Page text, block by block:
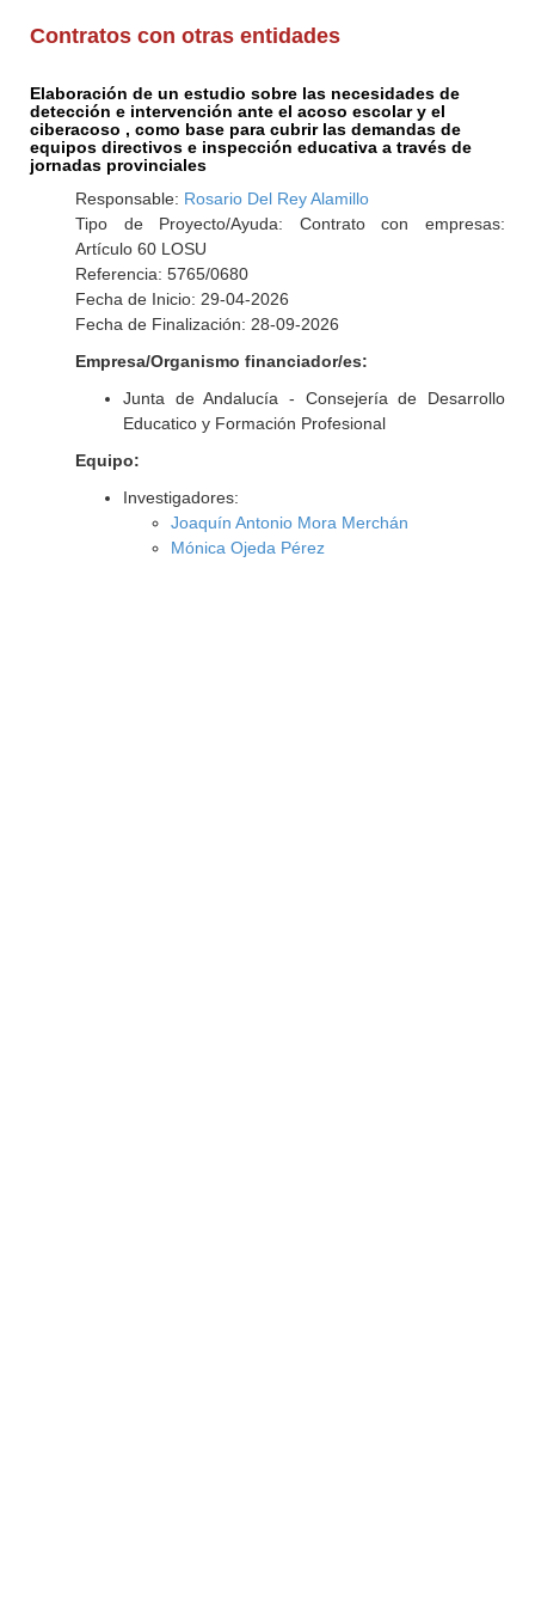
Contratos con otras entidades
Elaboración de un estudio sobre las necesidades de
detección e intervención ante el acoso escolar y el
ciberacoso , como base para cubrir las demandas de
equipos directivos e inspección educativa a través de
jornadas provinciales
Responsable: Rosario Del Rey Alamillo
Tipo de Proyecto/Ayuda: Contrato con empresas:
Artículo 60 LOSU
Referencia: 5765/0680
Fecha de Inicio: 29-04-2026
Fecha de Finalización: 28-09-2026
Empresa/Organismo financiador/es:
Junta de Andalucía - Consejería de Desarrollo
Educatico y Formación Profesional
Equipo:
Investigadores:
Joaquín Antonio Mora Merchán
Mónica Ojeda Pérez